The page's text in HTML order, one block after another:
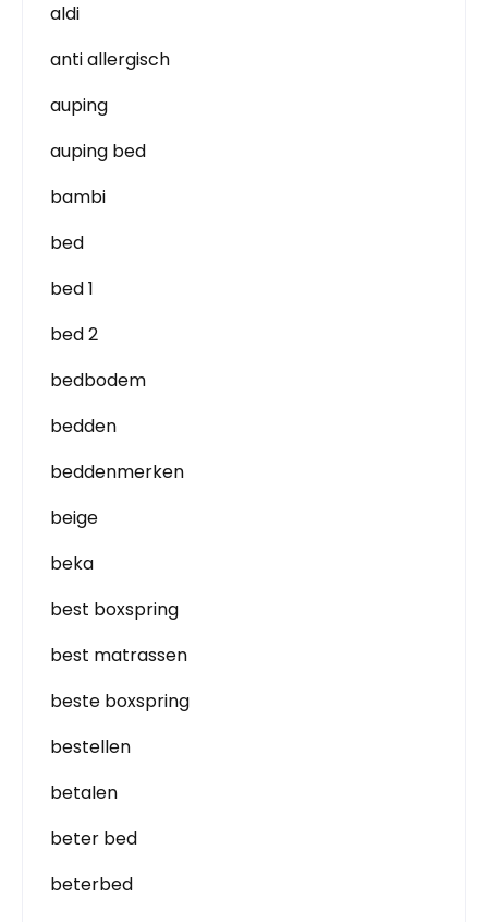
aldi
anti allergisch
auping
auping bed
bambi
bed
bed 1
bed 2
bedbodem
bedden
beddenmerken
beige
beka
best boxspring
best matrassen
beste boxspring
bestellen
betalen
beter bed
beterbed